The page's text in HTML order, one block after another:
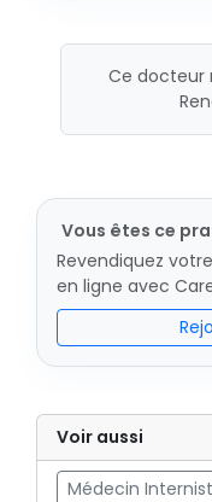
Ce docteur
Vous êtes ce
Revendiquez
en ligne avec
Voir aussi
Médecin